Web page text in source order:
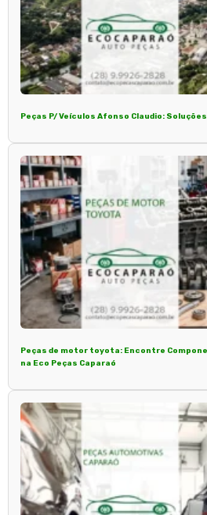
Peças P/ Veículos Afonso Claudio:
Peças de motor toyota: Encontre
na Eco Peças Caparaó